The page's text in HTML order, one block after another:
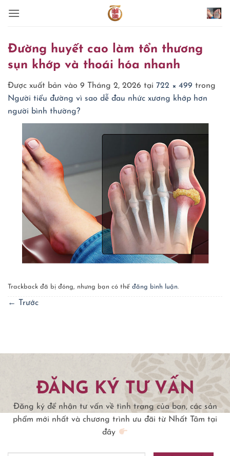
qua
dungĐường huyết cao làm tổn thương
sụn khớp và thoái hóa nhanh
Được xuất bản vào 9 Tháng 2, 2026 tại 722 × 499 trong
Người tiểu đường vì sao dễ đau nhức xương khớp hơn
người bình thường?
Trackback đã bị đóng, nhưng bạn có thể đăng bình luận.
← Trước
ĐĂNG KÝ TƯ VẤN
Đăng ký để nhận tư vấn về tình trạng của bạn, các sản
phẩm mới nhất và chương trình ưu đãi từ Nhất Tâm tại
đây